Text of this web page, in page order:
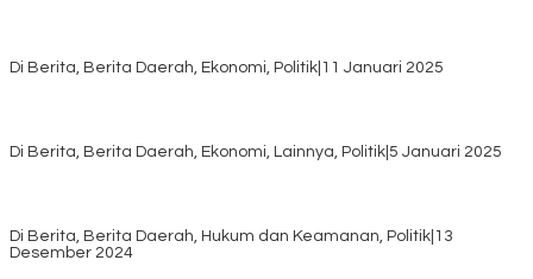
Di Berita, Berita Daerah, Ekonomi, Politik 11 Januari 2025
Di Berita, Berita Daerah, Ekonomi, Lainnya, Politik 5 Januari 2025
Di Berita, Berita Daerah, Hukum dan Keamanan, Politik 13
Desember 2024